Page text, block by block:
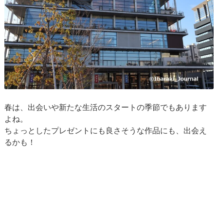
春は、出会いや新たな生活のスタートの季節でもあります
よね。
ちょっとしたプレゼントにも良さそうな作品にも、出会え
るかも！